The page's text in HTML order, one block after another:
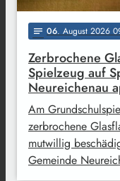
notes 06. August 2026
Zerbrochene
Spielzeug auf
Neureichenau
Am
zerbrochene
mutwillig
Gemeinde